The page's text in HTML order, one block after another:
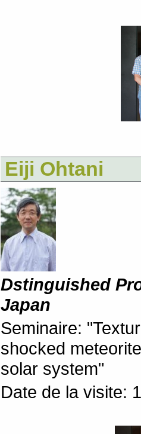
Eiji Ohtani
Dstinguished
Japan
Seminaire:
shocked
solar system"
Date de la visite: